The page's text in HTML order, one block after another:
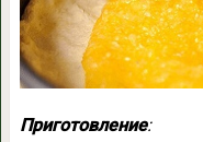
Приготовление: